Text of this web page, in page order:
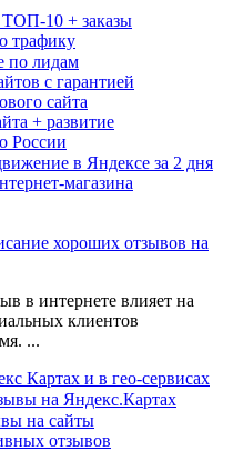
10 + заказы
трафику
по лидам
с гарантией
сайта
+ развитие
России
в Яндексе за 2 дня
магазина
хороших отзывов на
в интернете влияет на
клиентов
...
Картах и в гео-сервисах
на Яндекс.Картах
на сайты
отзывов